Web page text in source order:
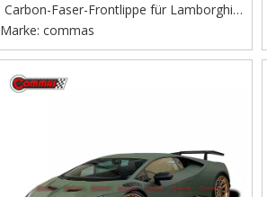
Carbon-Faser-Frontlippe für Lamborghini
Hurcan Lp610 Dnc-Stil-Autoteile
Marke: commas